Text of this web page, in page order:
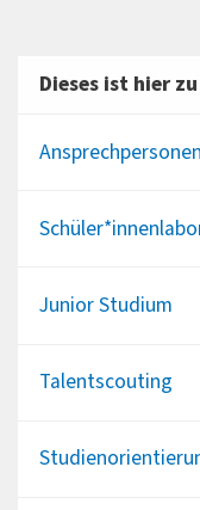
Dieses ist hier
Junior Studium
Talentscouting